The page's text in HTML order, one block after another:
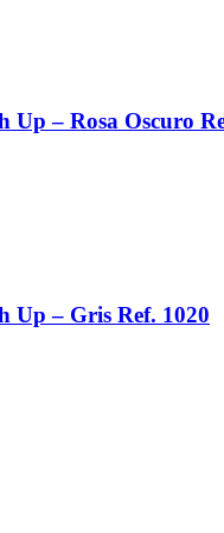
Up – Rosa Oscuro
Up – Gris Ref. 1020